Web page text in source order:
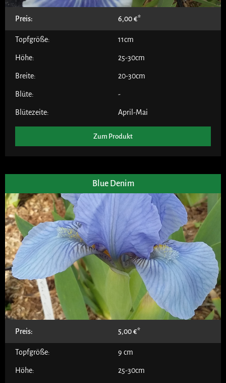
Preis: 6,00€
Topfgröße: 11cm
Höhe: 25-30cm
Breite: 20-30cm
Blüte: -
Blütezeite: April-Mai
Zum Produkt
Blue Denim
Preis: 5,00€
Topfgröße: 9 cm
Höhe: 25-30cm